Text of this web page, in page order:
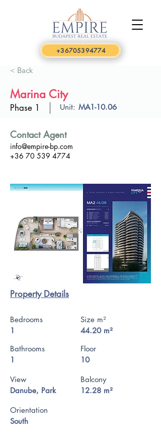
+36705394774
< Back
Marina City
Phase 1 Unit: MA1-10.06
Contact Agent
info@empire-bp.com
+36 70 539 4774
Property Details
Bedrooms
1
Bathrooms
1
View
Danube, Park
Size m²
44.20 m²
Floor
10
Balcony
12.28 m²
Orientation
South